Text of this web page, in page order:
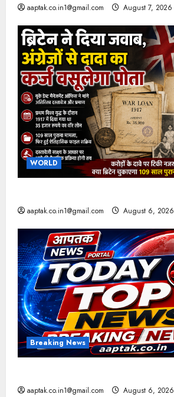
aaptak.co.in1@gmail.com August 7, 2026
WORLD
aaptak.co.in1@gmail.com August 6, 2026
Breaking News
aaptak.co.in1@gmail.com August 6, 2026